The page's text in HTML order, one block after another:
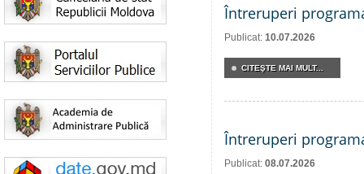
Întreruperi
Publicat: 10.07.2026
CITEŞTE MAI MULT...
Întreruperi
Publicat: 08.07.2026